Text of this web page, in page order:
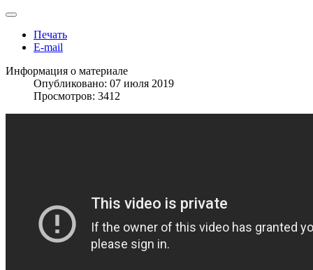
Печать
E-mail
Информация о материале
Опубликовано: 07 июля 2019
Просмотров: 3412